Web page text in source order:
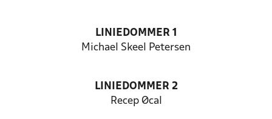
LINIEDOMMER 1
Michael Skeel Petersen
LINIEDOMMER 2
Recep Øcal